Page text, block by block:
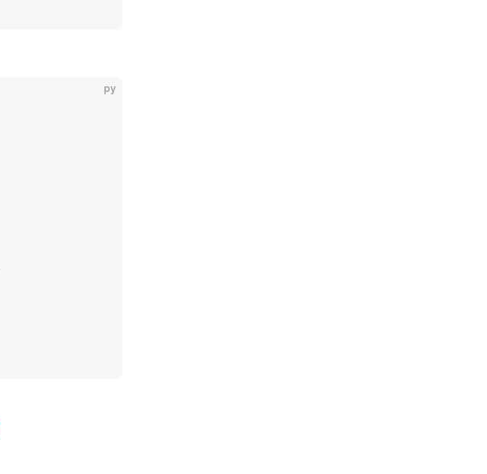
py